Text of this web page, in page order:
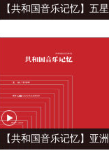
【共和国音乐记忆】五星
《红旗飘飘》
【共和国音乐记忆】亚洲